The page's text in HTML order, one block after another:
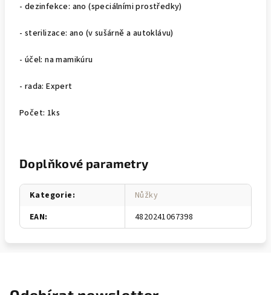
- dezinfekce: ano (speciálními prostředky)
- sterilizace: ano (v sušárně a autoklávu)
- účel: na mamikúru
- rada: Expert
Počet: 1ks
Doplňkové parametry
Kategorie:
Nůžky
EAN: 4820241067398